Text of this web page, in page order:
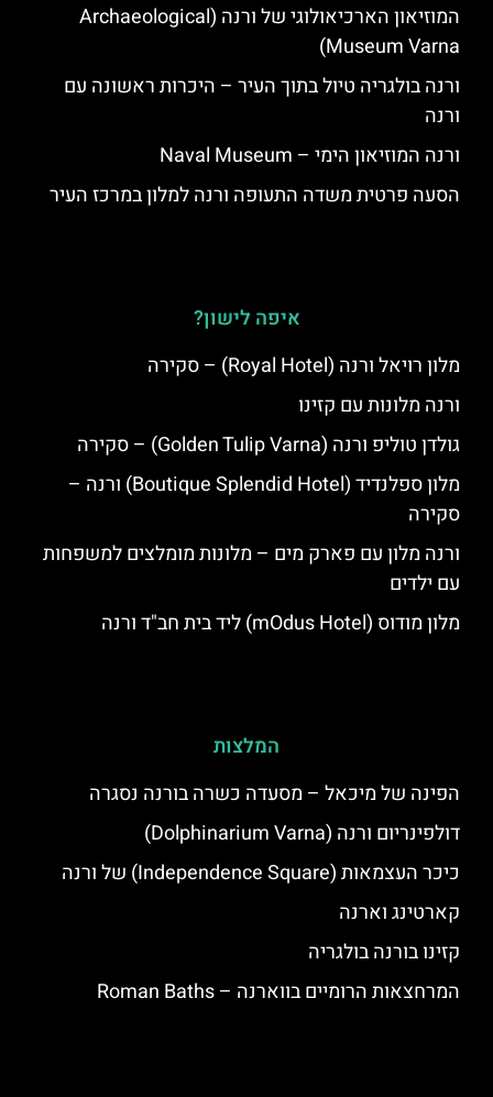
המוזיאון הארכיאולוגי של ורנה (Archaeological
Museum Varna)
ורנה בולגריה טיול בתוך העיר – היכרות ראשונה עם
ורנה
ורנה המוזיאון הימי – Naval Museum
הסעה פרטית משדה התעופה ורנה למלון במרכז העיר
איפה לישון?
מלון רויאל ורנה (Royal Hotel) – סקירה
ורנה מלונות עם קזינו
גולדן טוליפ ורנה (Golden Tulip Varna) – סקירה
מלון ספלנדיד (Boutique Splendid Hotel) ורנה –
סקירה
ורנה מלון עם פארק מים – מלונות מומלצים למשפחות
עם ילדים
מלון מודוס (mOdus Hotel) ליד בית חב"ד ורנה
המלצות
הפינה של מיכאל – מסעדה כשרה בורנה נסגרה
דולפינריום ורנה (Dolphinarium Varna)
כיכר העצמאות (Independence Square) של ורנה
קארטינג וארנה
קזינו בורנה בולגריה
המרחצאות הרומיים בווארנה – Roman Baths